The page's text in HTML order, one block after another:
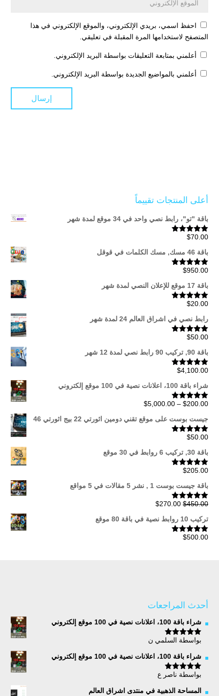
احفظ اسمي، بريدي الإلكتروني، والموقع الإلكتروني في هذا
المتصفح لاستخدامها المرة المقبلة في تعليقي.
أعلمني بمتابعة التعليقات بواسطة البريد الإلكتروني.
أعلمني بالمواضيع الجديدة بواسطة البريد الإلكتروني.
أعلى المنتجات تقييماً
باقة "تو"، رابط نصي واحد في 34 موقع لمدة شهر
تم التقييم
$70.00
باقة 46 مسك, مسك الكلمات في قوقل
تم التقييم
$950.00
باقة 17 موقع للإعلان النصي لمدة شهر
تم التقييم
$20.00
رابط نصي في اشراق العالم 24 لمدة شهر
تم التقييم
$50.00
باقة 90, تركيب 90 رابط نصي لمدة 12 شهر
تم التقييم$4,100.00
شراء باقة 100، اعلانات نصية في 100 موقع إلكتروني
تم التقييم
$200.00
–
$5,000.00 نطاق
من
خلال
جيست بوست على موقع تقني دومين اثورتي 22 بيج اثورتي 46
تم التقييم
$50.00
باقة 30, تركيب 6 روابط في 30 موقع
تم التقييم
$205.00
باقة جيست بوست 1 , نشر 5 مقالات في 5 مواقع
تم التقييم
$450.00
السعر
الأصلي
هو:
$270.00 السعر
تركيب 10 روابط نصية في باقة 80 موقع
تم التقييم
$500.00
أحدث المراجعات
شراء باقة 100، اعلانات نصية في 100 موقع إلكتروني
تم التقييم5
بواسطة السلمي ن
شراء باقة 100، اعلانات نصية في 100 موقع إلكتروني
تم التقييم5
بواسطة ناصر ع
المساحة الذهبية في منتدى اشراق العالم